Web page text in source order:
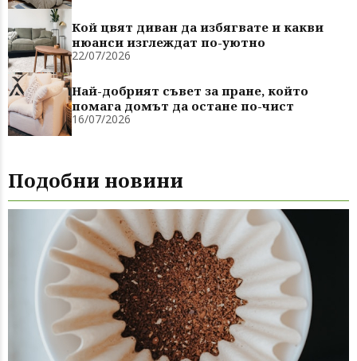
Кой цвят диван да избягвате и какви
нюанси изглеждат по-уютно
22/07/2026
Най-добрият съвет за пране, който
помага домът да остане по-чист
16/07/2026
Подобни новини